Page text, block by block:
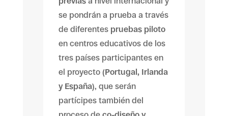
se pondrán a prueba a través
de diferentes pruebas piloto
en centros educativos de los
tres países participantes en
el proyecto (Portugal, Irlanda
y España), que serán
partícipes también del